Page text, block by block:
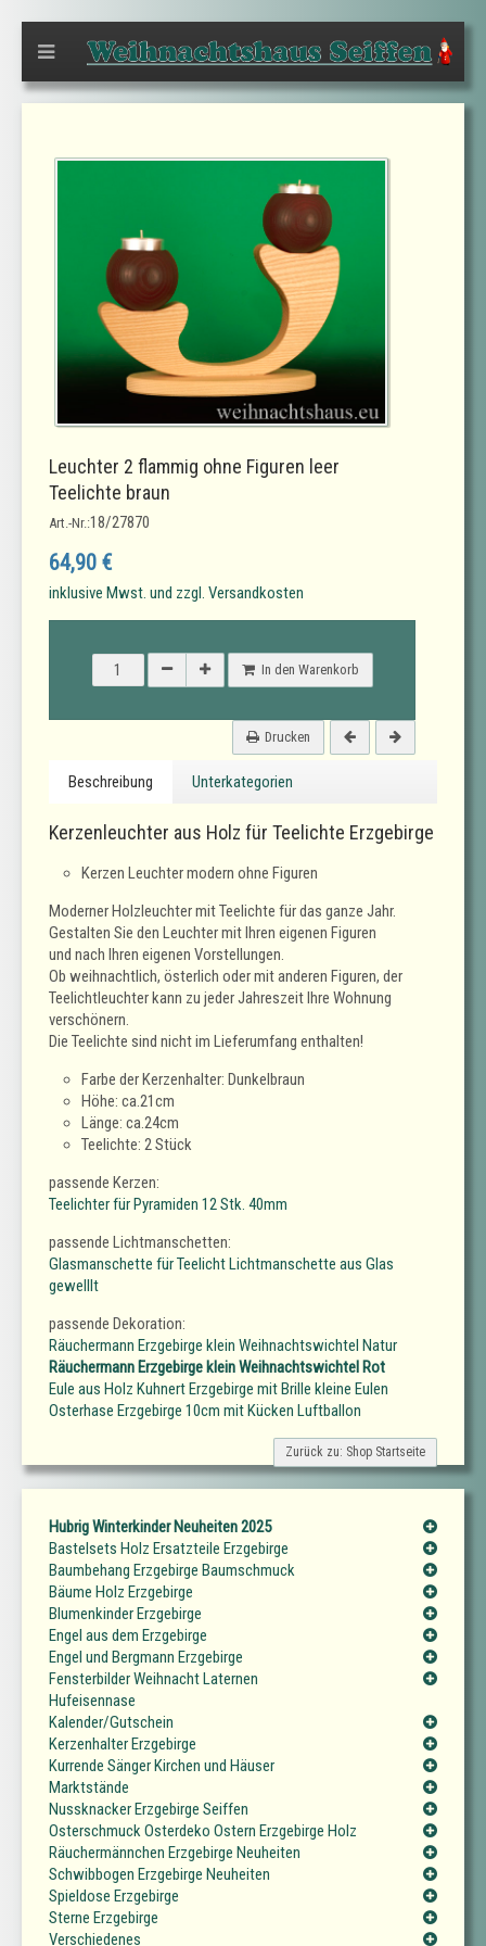
Leuchter 2 flammig ohne Figuren leer
Teelichte braun
Art.-Nr.:18/27870
64,90 €
inklusive Mwst. und zzgl. Versandkosten
In den Warenkorb
Drucken
Beschreibung Unterkategorien
Kerzenleuchter aus Holz für Teelichte Erzgebirge
Kerzen Leuchter modern ohne Figuren
Moderner Holzleuchter mit Teelichte für das ganze Jahr.
Gestalten Sie den Leuchter mit Ihren eigenen Figuren
und nach Ihren eigenen Vorstellungen.
Ob weihnachtlich, österlich oder mit anderen Figuren, der
Teelichtleuchter kann zu jeder Jahreszeit Ihre Wohnung
verschönern.
Die Teelichte sind nicht im Lieferumfang enthalten!
Farbe der Kerzenhalter: Dunkelbraun
Höhe: ca.21cm
Länge: ca.24cm
Teelichte: 2 Stück
passende Kerzen:
Teelichter für Pyramiden 12 Stk. 40mm
passende Lichtmanschetten:
Glasmanschette für Teelicht Lichtmanschette aus Glas
gewelllt
passende Dekoration:
Räuchermann Erzgebirge klein Weihnachtswichtel Natur
Räuchermann Erzgebirge klein Weihnachtswichtel Rot
Eule aus Holz Kuhnert Erzgebirge mit Brille kleine Eulen
Osterhase Erzgebirge 10cm mit Kücken Luftballon
Zurück zu: Shop Startseite
Hubrig Winterkinder Neuheiten 2025
Bastelsets Holz Ersatzteile Erzgebirge
Baumbehang Erzgebirge Baumschmuck
Bäume Holz Erzgebirge
Blumenkinder Erzgebirge
Engel aus dem Erzgebirge
Engel und Bergmann Erzgebirge
Fensterbilder Weihnacht Laternen
Hufeisennase
Kalender/Gutschein
Kerzenhalter Erzgebirge
Kurrende Sänger Kirchen und Häuser
Marktstände
Nussknacker Erzgebirge Seiffen
Osterschmuck Osterdeko Ostern Erzgebirge Holz
Räuchermännchen Erzgebirge Neuheiten
Schwibbogen Erzgebirge Neuheiten
Spieldose Erzgebirge
Sterne Erzgebirge
Verschiedenes